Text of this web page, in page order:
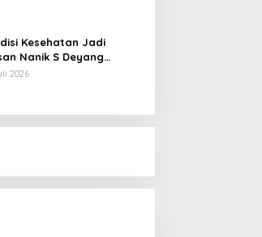
Kesehatan Jadi
Nanik S Deyang
dari BGN, Prabowo
2026